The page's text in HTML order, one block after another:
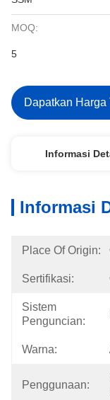
MOQ:
5
Dapatkan Harga
Informasi
Informasi
Place Of Origin:
Sertifikasi:
Sistem
Penguncian:
Warna:
Penggunaan: